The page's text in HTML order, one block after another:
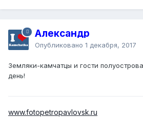
Александр
Опубликовано 1 декабря, 2017
Земляки-камчатцы и гости
день!
www.fotopetropavlovsk.ru